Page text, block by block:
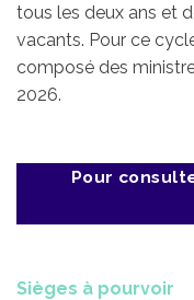
tous les deux ans et
vacants. Pour ce
composé des
2026.
Pour
Sièges à pourvoir